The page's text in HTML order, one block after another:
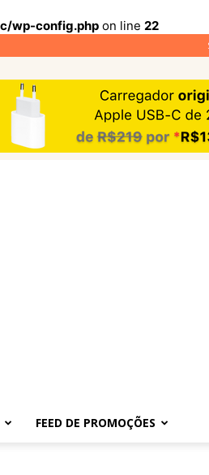
wp-config.php on line 22
FEED DE PROMOÇÕES